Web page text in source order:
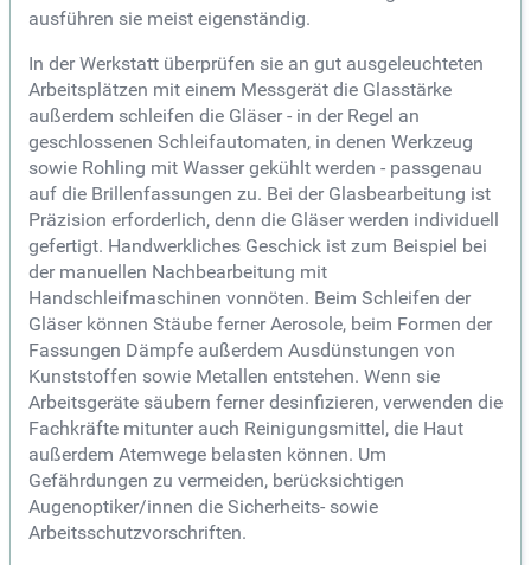
ausführen sie meist eigenständig.
In der Werkstatt überprüfen sie an gut ausgeleuchteten
Arbeitsplätzen mit einem Messgerät die Glasstärke
außerdem schleifen die Gläser - in der Regel an
geschlossenen Schleifautomaten, in denen Werkzeug
sowie Rohling mit Wasser gekühlt werden - passgenau
auf die Brillenfassungen zu. Bei der Glasbearbeitung ist
Präzision erforderlich, denn die Gläser werden individuell
gefertigt. Handwerkliches Geschick ist zum Beispiel bei
der manuellen Nachbearbeitung mit
Handschleifmaschinen vonnöten. Beim Schleifen der
Gläser können Stäube ferner Aerosole, beim Formen der
Fassungen Dämpfe außerdem Ausdünstungen von
Kunststoffen sowie Metallen entstehen. Wenn sie
Arbeitsgeräte säubern ferner desinfizieren, verwenden die
Fachkräfte mitunter auch Reinigungsmittel, die Haut
außerdem Atemwege belasten können. Um
Gefährdungen zu vermeiden, berücksichtigen
Augenoptiker/innen die Sicherheits- sowie
Arbeitsschutzvorschriften.